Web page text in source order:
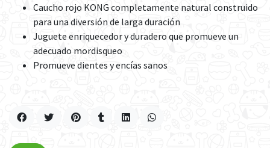
Caucho rojo KONG completamente natural construido
para una diversión de larga duración
Juguete enriquecedor y duradero que promueve un
adecuado mordisqueo
Promueve dientes y encías sanos